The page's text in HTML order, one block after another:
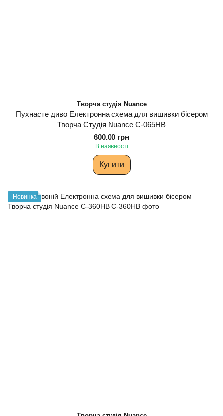
Творча студія Nuance
Пухнасте диво Електронна схема для вишивки бісером
Творча Студія Nuance С-065НВ
600.00 грн
В наявності
Купити
Новинка